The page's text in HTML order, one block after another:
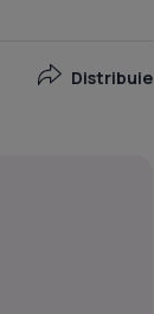
Distribuie